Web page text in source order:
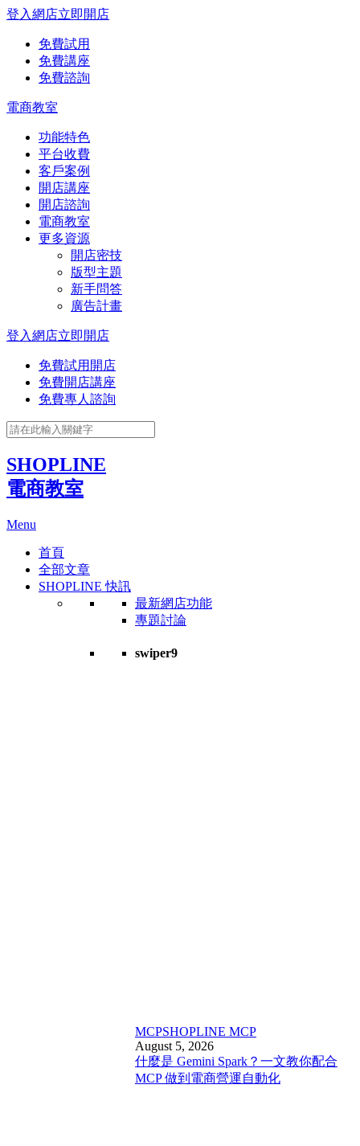
登入網店立即開店
免費試用
免費講座
免費諮詢
電商教室
功能特色
平台收費
客戶案例
開店講座
開店諮詢
電商教室
更多資源
開店密技
版型主題
新手問答
廣告計畫
登入網店立即開店
免費試用開店
免費開店講座
免費專人諮詢
SHOPLINE
電商教室
Menu
首頁
全部文章
SHOPLINE 快訊
最新網店功能
專題討論
swiper9
MCPSHOPLINE MCP
August 5, 2026
什麼是 Gemini Spark？一文教你配合
MCP 做到電商營運自動化